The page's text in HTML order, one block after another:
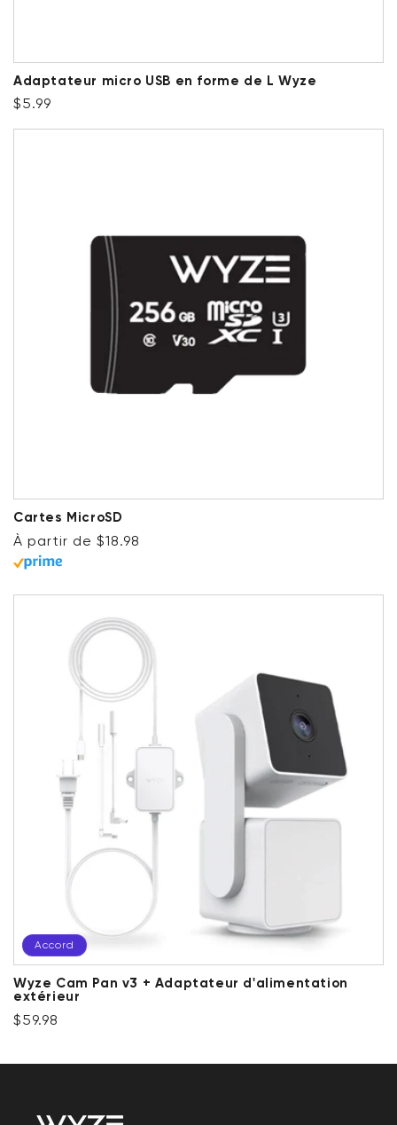
Adaptateur micro USB en forme de L Wyze
Prix ​​régulier
$5.99
Cartes MicroSD
Prix ​​régulier
À partir de $18.98
Accord
Wyze Cam Pan v3 + Adaptateur d'alimentation
extérieur
Prix ​​régulier
Accord
$59.98